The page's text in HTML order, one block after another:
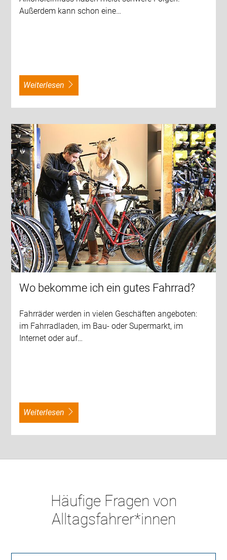
Außerdem kann schon eine…
weiterlesen
Wo bekomme ich ein gutes Fahrrad?
Fahrräder werden in vielen Geschäften angeboten:
im Fahrradladen, im Bau- oder Supermarkt, im
Internet oder auf…
weiterlesen
Häufige Fragen von
Alltagsfahrer*innen